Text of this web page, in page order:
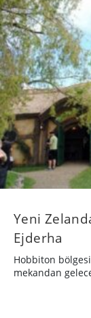
Yeni
Ejderha
Hobbiton
mekandan